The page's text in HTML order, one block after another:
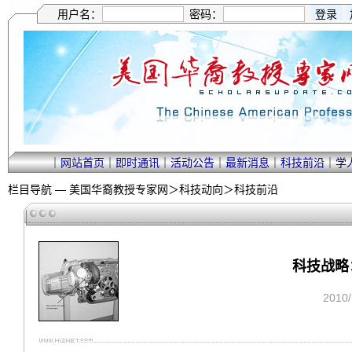
用户名： 密码：
｜网站首页｜即时通讯｜活动公告｜最新消息｜科技前沿｜学
栏目导航 — 美国华裔教授专家网＞科技动向＞科技前沿
科技战